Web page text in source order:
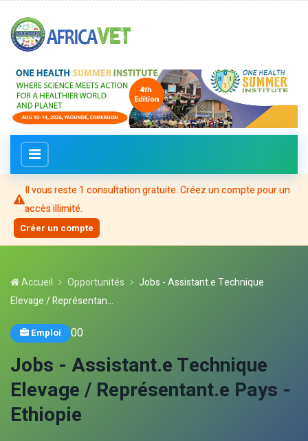
Il vous reste1 consultationgratuite. Créez un compte pour un
accès illimité.
Créer un compte
Accueil Opportunités
Jobs - Assistant.e Technique
Elevage / Représentan...
Emploi 00
Jobs - Assistant.e Technique
Elevage / Représentant.e Pays -
Ethiopie